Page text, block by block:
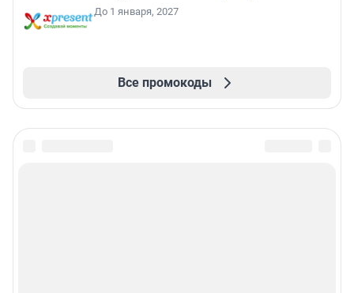
До 1 января, 2027
Все промокоды